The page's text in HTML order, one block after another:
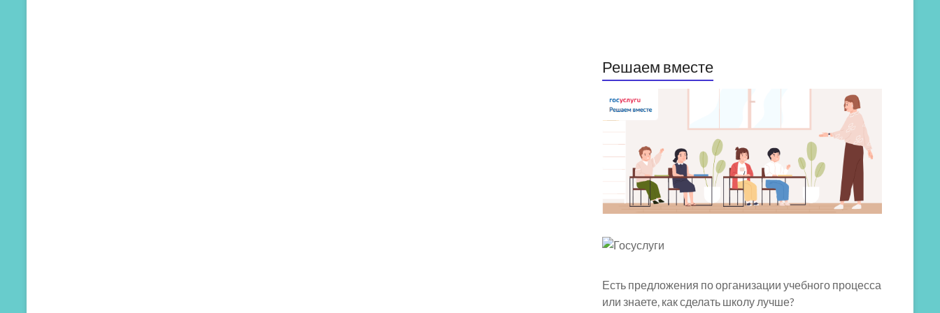
Решаем вместе
Есть предложения по организации учебного процесса
или знаете, как сделать школу лучше?